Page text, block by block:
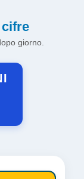
giorno.